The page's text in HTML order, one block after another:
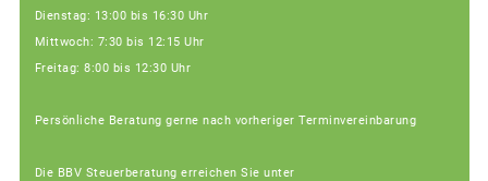
Dienstag: 13:00 bis 16:30 Uhr
Mittwoch: 7:30 bis 12:15 Uhr
Freitag: 8:00 bis 12:30 Uhr
Persönliche Beratung gerne nach vorheriger Terminvereinbarung
Die BBV Steuerberatung erreichen Sie unter